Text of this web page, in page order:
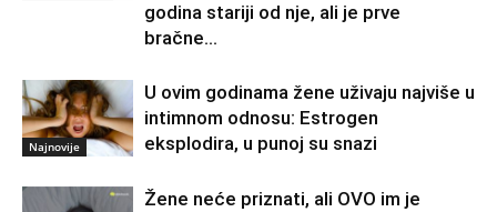
godina stariji od nje, ali je prve
bračne...
Najnovije
U ovim godinama žene uživaju najviše u
intimnom odnosu: Estrogen
eksplodira, u punoj su snazi
Žene neće priznati, ali OVO im je